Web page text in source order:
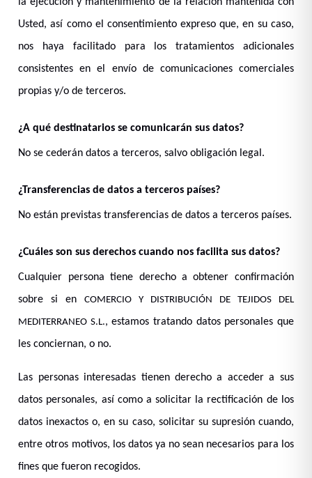
Usted, así como el consentimiento expreso que, en su caso,
nos haya facilitado para los tratamientos adicionales
consistentes en el envío de comunicaciones comerciales
propias y/o de terceros.
¿A qué destinatarios se comunicarán sus datos?
No se cederán datos a terceros, salvo obligación legal.
¿Transferencias de datos a terceros países?
No están previstas transferencias de datos a terceros países.
¿Cuáles son sus derechos cuando nos facilita sus datos?
Cualquier persona tiene derecho a obtener confirmación
sobre si enCOMERCIO Y DISTRIBUCIÓN DE TEJIDOS DEL
MEDITERRANEO S.L., estamos tratando datos personales que
les conciernan, o no.
Las personas interesadas tienen derecho a acceder a sus
datos personales, así como a solicitar la rectificación de los
datos inexactos o, en su caso, solicitar su supresión cuando,
entre otros motivos, los datos ya no sean necesarios para los
fines que fueron recogidos.